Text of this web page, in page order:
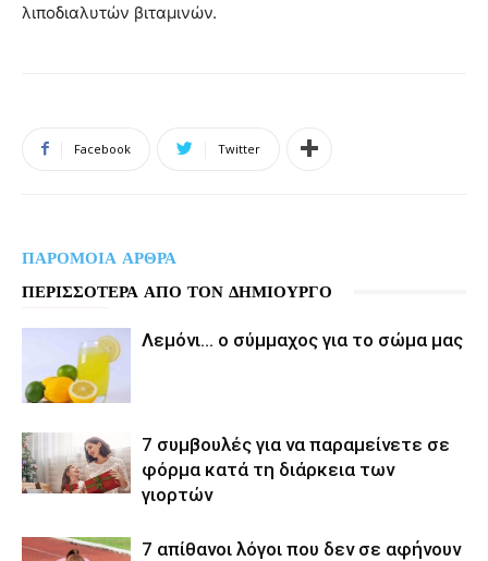
λιποδιαλυτών βιταμινών.
Facebook Twitter
ΠΑΡΟΜΟΙΑ ΑΡΘΡΑ
ΠΕΡΙΣΣΟΤΕΡΑ ΑΠΟ ΤΟΝ ΔΗΜΙΟΥΡΓΟ
Λεμόνι… ο σύμμαχος για το σώμα μας
7 συμβουλές για να παραμείνετε σε
φόρμα κατά τη διάρκεια των
γιορτών
7 απίθανοι λόγοι που δεν σε αφήνουν